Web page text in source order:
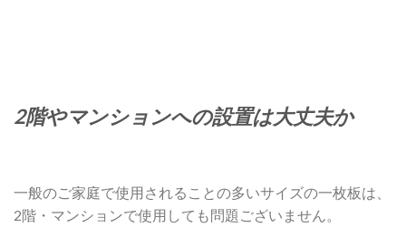
2階やマンションへの設置は大丈夫か
一般のご家庭で使用されることの多いサイズの一枚板は、
2階・マンションで使用しても問題ございません。